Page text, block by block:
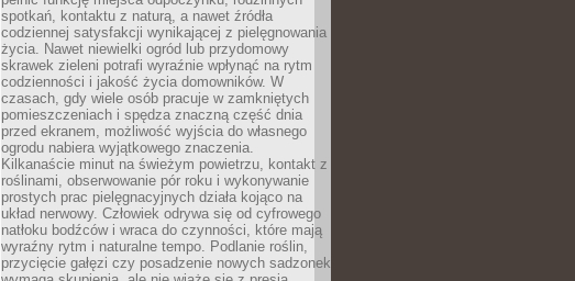
spotkań, kontaktu z naturą, a nawet źródła
codziennej satysfakcji wynikającej z pielęgnowania
życia. Nawet niewielki ogród lub przydomowy
skrawek zieleni potrafi wyraźnie wpłynąć na rytm
codzienności i jakość życia domowników. W
czasach, gdy wiele osób pracuje w zamkniętych
pomieszczeniach i spędza znaczną część dnia
przed ekranem, możliwość wyjścia do własnego
ogrodu nabiera wyjątkowego znaczenia.
Kilkanaście minut na świeżym powietrzu, kontakt z
roślinami, obserwowanie pór roku i wykonywanie
prostych prac pielęgnacyjnych działa kojąco na
układ nerwowy. Człowiek odrywa się od cyfrowego
natłoku bodźców i wraca do czynności, które mają
wyraźny rytm i naturalne tempo. Podlanie roślin,
przycięcie gałęzi czy posadzenie nowych sadzonek